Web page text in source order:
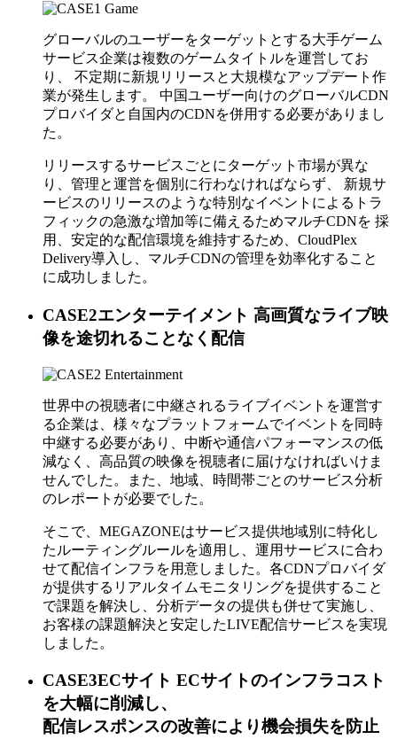
グローバルのユーザーをターゲットとする大手ゲーム
サービス企業は複数のゲームタイトルを運営してお
り、 不定期に新規リリースと大規模なアップデート作
業が発生します。 中国ユーザー向けのグローバルCDN
プロバイダと自国内のCDNを併用する必要がありまし
た。
リリースするサービスごとにターゲット市場が異な
り、管理と運営を個別に行わなければならず、 新規サ
ービスのリリースのような特別なイベントによるトラ
フィックの急激な増加等に備えるためマルチCDNを 採
用、安定的な配信環境を維持するため、CloudPlex
Delivery導入し、マルチCDNの管理を効率化すること
に成功しました。
CASE2エンターテイメント 高画質なライブ映
像を途切れることなく配信
世界中の視聴者に中継されるライブイベントを運営す
る企業は、様々なプラットフォームでイベントを同時
中継する必要があり、中断や通信パフォーマンスの低
減なく、高品質の映像を視聴者に届けなければいけま
せんでした。また、地域、時間帯ごとのサービス分析
のレポートが必要でした。
そこで、MEGAZONEはサービス提供地域別に特化し
たルーティングルールを適用し、運用サービスに合わ
せて配信インフラを用意しました。各CDNプロバイダ
が提供するリアルタイムモニタリングを提供すること
で課題を解決し、分析データの提供も併せて実施し、
お客様の課題解決と安定したLIVE配信サービスを実現
しました。
CASE3ECサイト ECサイトのインフラコスト
を大幅に削減し、
配信レスポンスの改善により機会損失を防止